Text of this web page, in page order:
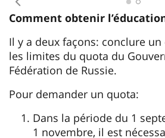
Antécédent
Comment obtenir
Il y a deux façons: conclure
les limites du quota du
Fédération de Russie.
Pour demander un quota:
Dans la période du 1
1 novembre, il est